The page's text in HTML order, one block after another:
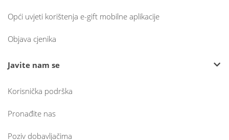
Opći uvjeti korištenja e-gift mobilne aplikacije
Objava cjenika
Javite nam se
Korisnička podrška
Pronađite nas
Poziv dobavljačima